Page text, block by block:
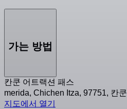
가는 방법
칸쿤 어트랙션 패스
merida, Chichen Itza, 97751, 칸쿤
지도에서 열기